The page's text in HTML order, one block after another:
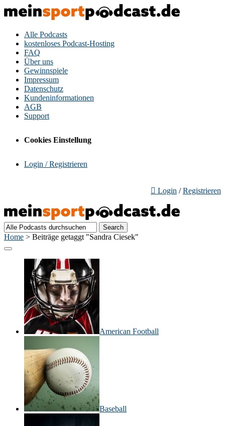
Alle Podcasts
kostenloses Podcast-Hosting
FAQ
Über uns
Gewinnspiele
Impressum
Datenschutz
Kundeninformationen
AGB
Support
Cookies Einstellung
Login / Registrieren
Login /Registrieren
Home > Beiträge getaggt "Sandra Ciesek"
American Football
Baseball